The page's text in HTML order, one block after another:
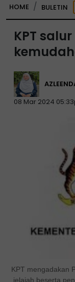
HOME BULETIN
KPT
08 Mar 2024
KPT mengadakan
jelajah beserta